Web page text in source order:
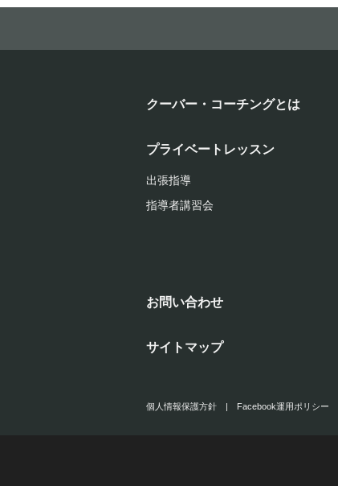
クーバー・コーチングとは
プライベートレッスン
出張指導
指導者講習会
お問い合わせ
サイトマップ
個人情報保護方針 | Facebook運用ポリシー